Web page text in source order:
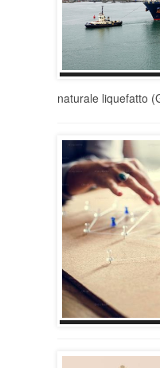
naturale liquefatto